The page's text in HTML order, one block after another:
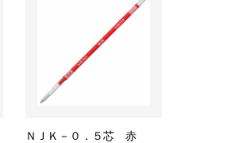
ＮＪＫ－０．５芯 赤